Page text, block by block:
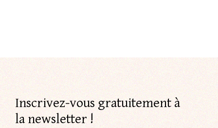
Inscrivez-vous gratuitement à
la newsletter !